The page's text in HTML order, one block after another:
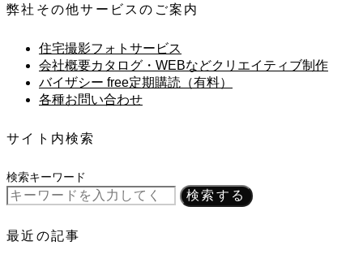
弊社その他サービスのご案内
住宅撮影フォトサービス
会社概要カタログ・WEBなどクリエイティブ制作
バイザシー free定期購読（有料）
各種お問い合わせ
サイト内検索
検索キーワード
検索する
最近の記事